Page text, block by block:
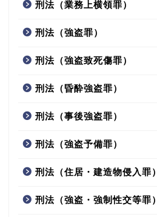
刑法（業務上横領罪）
刑法（強盗罪）
刑法（強盗致死傷罪）
刑法（昏酔強盗罪）
刑法（事後強盗罪）
刑法（強盗予備罪）
刑法（住居・建造物侵入罪）
刑法（強盗・強制性交等罪）